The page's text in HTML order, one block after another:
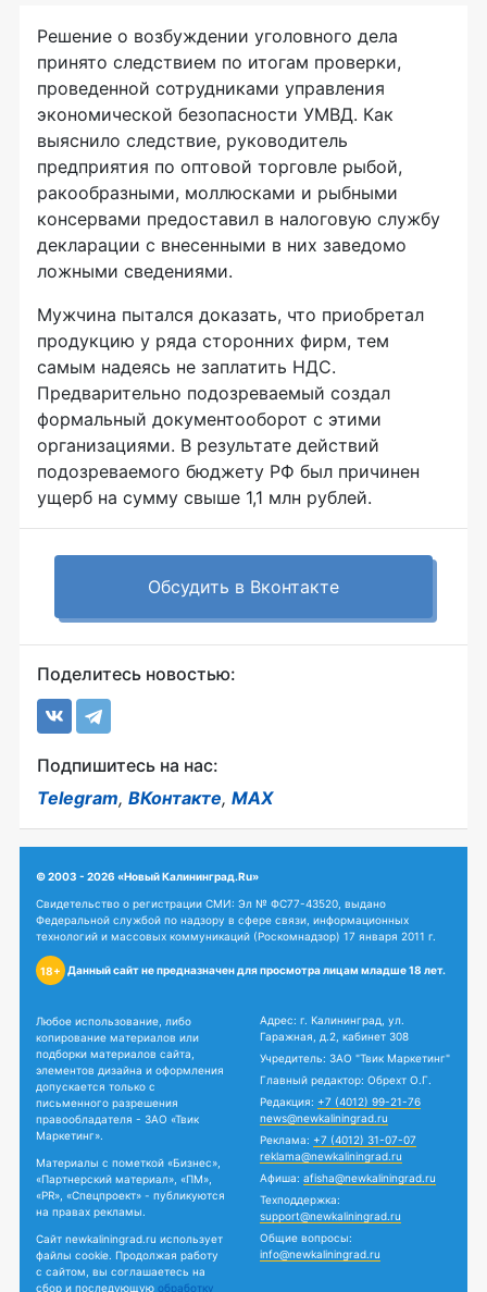
Решение о возбуждении уголовного дела
принято следствием по итогам проверки,
проведенной cотрудниками управления
экономической безопасности УМВД. Как
выяснило следствие, руководитель
предприятия по оптовой торговле рыбой,
ракообразными, моллюсками и рыбными
консервами предоставил в налоговую службу
декларации с внесенными в них заведомо
ложными сведениями.
Мужчина пытался доказать, что приобретал
продукцию у ряда сторонних фирм, тем
самым надеясь не заплатить НДС.
Предварительно подозреваемый создал
формальный документооборот с этими
организациями. В результате действий
подозреваемого бюджету РФ был причинен
ущерб на сумму свыше 1,1 млн рублей.
Обсудить в Вконтакте
Поделитесь новостью:
Подпишитесь на нас:
Telegram, ВКонтакте, MAX
© 2003 - 2026 «Новый Калининград.Ru»
Свидетельство о регистрации СМИ: Эл № ФС77-43520, выдано
Федеральной службой по надзору в сфере связи, информационных
технологий и массовых коммуникаций (Роскомнадзор) 17 января 2011 г.
18+ Данный сайт не предназначен для просмотра лицам младше 18 лет.
Любое использование, либо
копирование материалов или
подборки материалов сайта,
элементов дизайна и оформления
допускается только с
письменного разрешения
правообладателя - ЗАО «Твик
Маркетинг».
Материалы с пометкой «Бизнес»,
«Партнерский материал», «ПМ»,
«PR», «Спецпроект» - публикуются
на правах рекламы.
Сайт newkaliningrad.ru использует
файлы cookie. Продолжая работу
с сайтом, вы соглашаетесь на
сбор и последующую обработку
Адрес: г. Калининград, ул.
Гаражная, д.2, кабинет 308
Учредитель: ЗАО "Твик Маркетинг"
Главный редактор: Обрехт О.Г.
Редакция: +7 (4012) 99-21-76
news@newkaliningrad.ru
Реклама: +7 (4012) 31-07-07
reklama@newkaliningrad.ru
Афиша: afisha@newkaliningrad.ru
Техподдержка:
support@newkaliningrad.ru
Общие вопросы:
info@newkaliningrad.ru